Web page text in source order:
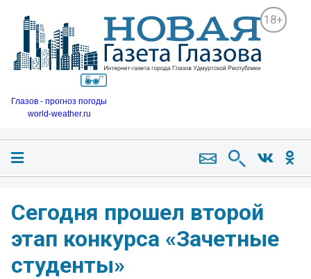
18+
Глазов - прогноз погоды
world-weather.ru
Сегодня прошел второй
этап конкурса «Зачетные
студенты»